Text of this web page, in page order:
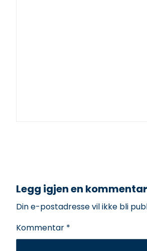
Legg igjen en kommentar
Din e-postadresse vil ikke bli
Kommentar *